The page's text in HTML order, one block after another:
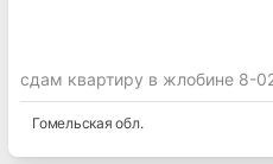
сдам квартиру в жлобине 8-
Гомельская обл.